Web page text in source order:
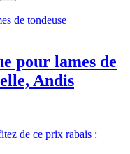
pour lames de
Andis
de ce prix rabais :